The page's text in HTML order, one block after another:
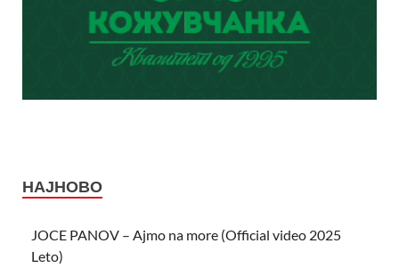
НАЈНОВО
JOCE PANOV – Ajmo na more (Official video 2025
Leto)